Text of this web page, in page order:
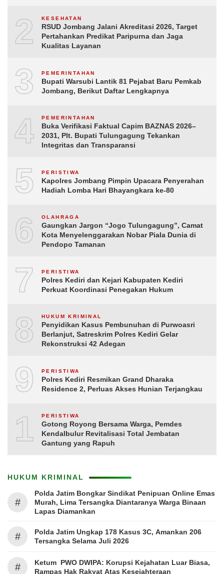
2 KESEHATAN
RSUD Jombang Jalani Akreditasi 2026, Target
Pertahankan Predikat Paripurna dan Jaga
Kualitas Layanan
3 PEMERINTAHAN
Bupati Warsubi Lantik 81 Pejabat Baru Pemkab
Jombang, Berikut Daftar Lengkapnya
4 PEMERINTAHAN
Buka Verifikasi Faktual Capim BAZNAS 2026–
2031, Plt. Bupati Tulungagung Tekankan
Integritas dan Transparansi
5 PERISTIWA
Kapolres Jombang Pimpin Upacara Penyerahan
Hadiah Lomba Hari Bhayangkara ke-80
6 OLAHRAGA
Gaungkan Jargon “Jogo Tulungagung”, Camat
Kota Menyelenggarakan Nobar Piala Dunia di
Pendopo Tamanan
7 PERISTIWA
Polres Kediri dan Kejari Kabupaten Kediri
Perkuat Koordinasi Penegakan Hukum
8 HUKUM KRIMINAL
Penyidikan Kasus Pembunuhan di Purwoasri
Berlanjut, Satreskrim Polres Kediri Gelar
Rekonstruksi 42 Adegan
9 PERISTIWA
Polres Kediri Resmikan Grand Dharaka
Residence 2, Perluas Akses Hunian Terjangkau
10PERISTIWA
Gotong Royong Bersama Warga, Pemdes
Kendalbulur Revitalisasi Total Jembatan
Gantung yang Rapuh
HUKUM KRIMINAL
#
Polda Jatim Bongkar Sindikat Penipuan Online Emas
Murah, Lima Tersangka Diantaranya Warga Binaan
Lapas Diamankan
#
Polda Jatim Ungkap 178 Kasus 3C, Amankan 206
Tersangka Selama Juli 2026
#
Ketum PWO DWIPA: Korupsi Kejahatan Luar Biasa,
Rampas Hak Rakyat Atas Kesejahteraan